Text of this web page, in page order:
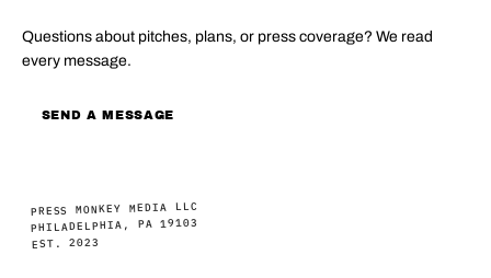
Questions about pitches, plans, or press coverage? We read
every message.
SEND A MESSAGE
PRESS MONKEY MEDIA LLC
PHILADELPHIA, PA 19103
EST. 2023